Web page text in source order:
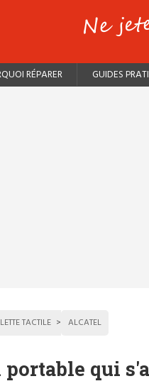
RÉPARER GUIDES
TACTILE ALCATEL
qui